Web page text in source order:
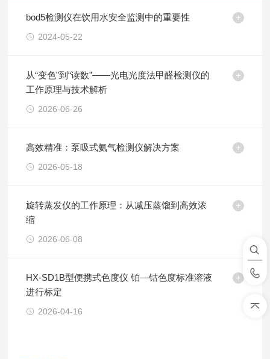
bod5检测仪在饮用水安全监测中的重要性
2024-05-22
从“变色”到“读数”——光电光度法甲醛检测仪的
工作原理与技术解析
2026-06-26
高效精准：泵吸式氨气检测仪解决方案
2026-05-18
旋转蒸发仪的工作原理：从减压蒸馏到高效浓
缩
2026-06-08
HX-SD1B型便携式色度仪 铂—钴色度标准溶液
进行标定
2026-04-16